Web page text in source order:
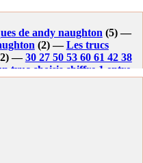
de andy naughton (5) —
(2) —Les trucs
—30 27 50 53 60 61 42 38
truc choisis chiffre 1 entre
diviser par 3 donne le meme
logique
le meme resultat.
1 et 60